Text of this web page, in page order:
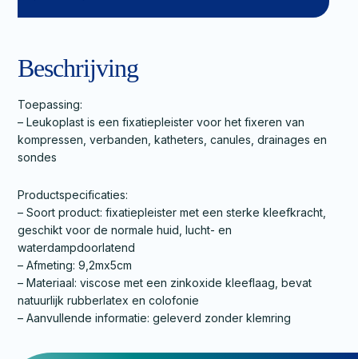
Beschrijving
Toepassing:
– Leukoplast is een fixatiepleister voor het fixeren van
kompressen, verbanden, katheters, canules, drainages en
sondes
Productspecificaties:
– Soort product: fixatiepleister met een sterke kleefkracht,
geschikt voor de normale huid, lucht- en
waterdampdoorlatend
– Afmeting: 9,2mx5cm
– Materiaal: viscose met een zinkoxide kleeflaag, bevat
natuurlijk rubberlatex en colofonie
– Aanvullende informatie: geleverd zonder klemring